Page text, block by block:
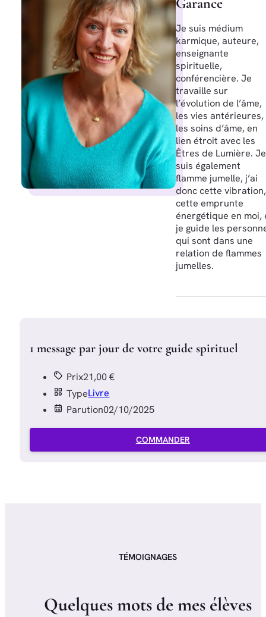
Je suis médium
karmique, auteure,
enseignante
spirituelle,
conférencière. Je
travaille sur
l’évolution de l’âme,
les vies antérieures,
les soins d’âme, en
lien étroit avec les
Êtres de Lumière. Je
suis également
flamme jumelle, j’ai
donc cette vibration,
cette emprunte
énergétique en moi,
je guide les
qui sont dans une
relation de flammes
jumelles.
1 message par jour de votre guide spirituel
Prix21,00 €
TypeLivre
Parution02/10/2025
COMMANDER
TÉMOIGNAGES
Quelquesmots de mes élèves